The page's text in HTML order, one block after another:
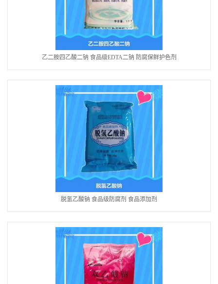
乙二胺四乙酸二钠 食品级EDTA二钠 防腐保鲜护色剂
脱氢乙酸钠 食品级防腐剂 食品添加剂